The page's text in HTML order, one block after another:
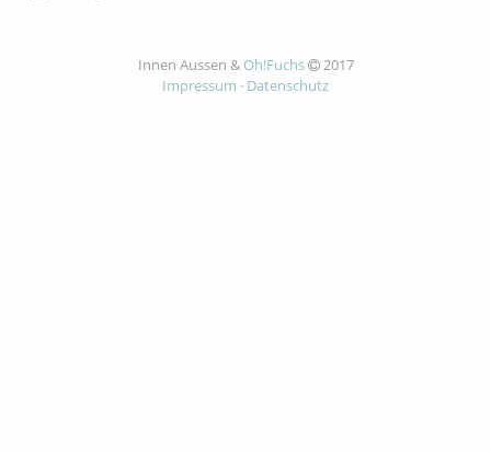
Innen Aussen & Oh!Fuchs
2017
Impressum · Datenschutz